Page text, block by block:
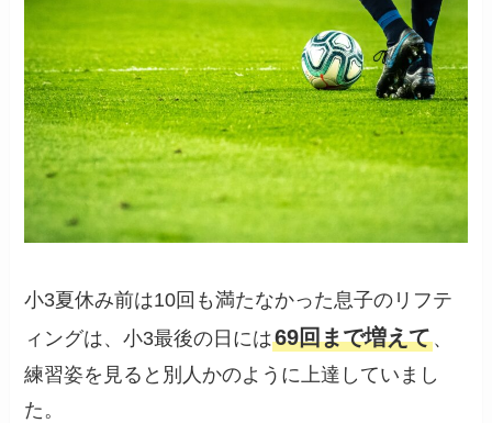
小3夏休み前は10回も満たなかった息子のリフテ
ィングは、小3最後の日には69回まで増えて、
練習姿を見ると別人かのように上達していまし
た。